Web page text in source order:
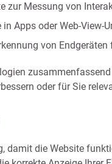
zur Messung von
Apps oder Web-View-
von
oder für Sie
damit die Website